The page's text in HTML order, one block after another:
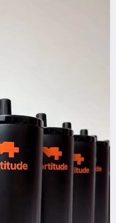
навіть у вихідний.Це перш
об’єднати команду, под
річ, яку хочеться носити
її в життя:
великих тиражів.